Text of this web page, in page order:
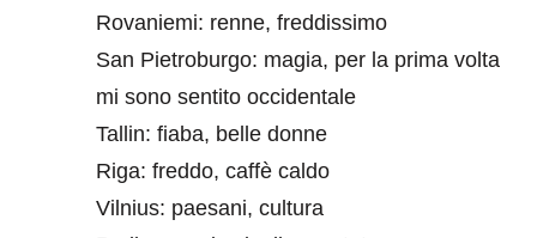
Rovaniemi: renne, freddissimo
San Pietroburgo: magia, per la prima volta
mi sono sentito occidentale
Tallin: fiaba, belle donne
Riga: freddo, caffè caldo
Vilnius: paesani, cultura